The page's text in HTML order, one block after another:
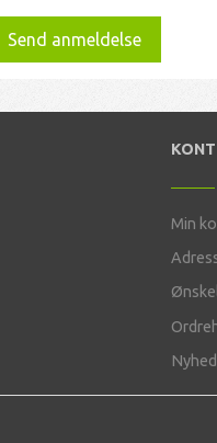
Send anmeldelse
Min